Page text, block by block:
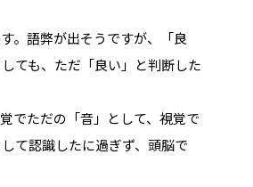
。語弊が出そうですが、「良
ても、ただ「良い」と判断した
でただの「音」として、視覚で
て認識したに過ぎず、頭脳で